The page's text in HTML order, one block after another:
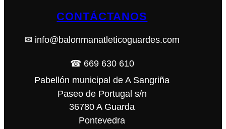
CONTÁCTANOS
✉ info@balonmanatleticoguardes.com
☎ 669 630 610
Pabellón municipal de A Sangriña
Paseo de Portugal s/n
36780 A Guarda
Pontevedra